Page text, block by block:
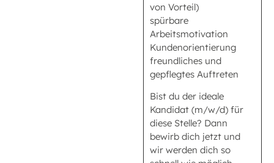
von Vorteil)
spürbare
Arbeitsmotivation
Kundenorientierung
freundliches und
gepflegtes Auftreten
Bist du der ideale
Kandidat (m/w/d) für
diese Stelle? Dann
bewirb dich jetzt und
wir werden dich so